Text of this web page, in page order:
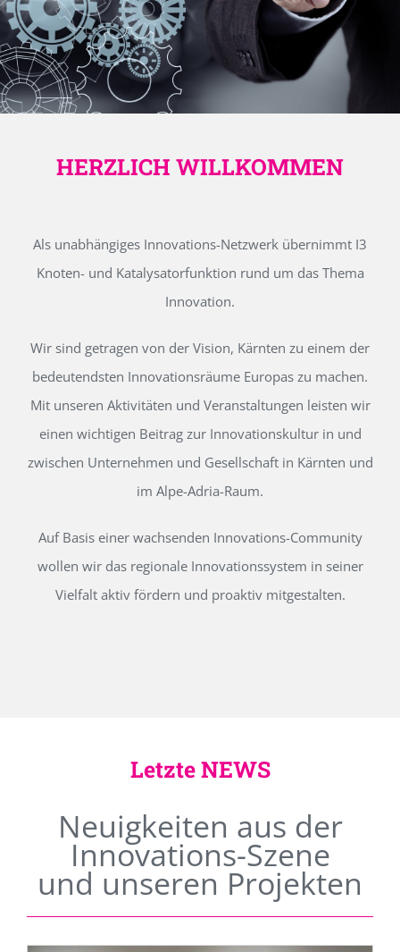
HERZLICH WILLKOMMEN
Als unabhängiges Innovations-Netzwerk übernimmt I3
Knoten- und Katalysatorfunktion rund um das Thema
Innovation.
Wir sind getragen von der Vision, Kärnten zu einem der
bedeutendsten Innovationsräume Europas zu machen.
Mit unseren Aktivitäten und Veranstaltungen leisten wir
einen wichtigen Beitrag zur Innovationskultur in und
zwischen Unternehmen und Gesellschaft in Kärnten und
im Alpe-Adria-Raum.
Auf Basis einer wachsenden Innovations-Community
wollen wir das regionale Innovationssystem in seiner
Vielfalt aktiv fördern und proaktiv mitgestalten.
Letzte NEWS
Neuigkeiten aus der
Innovations-Szene
und unseren Projekten